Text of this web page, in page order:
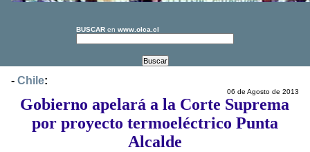
BUSCAR en www.olca.cl
- Chile:
06 de Agosto de 2013
Gobierno apelará a la Corte Suprema
por proyecto termoeléctrico Punta
Alcalde